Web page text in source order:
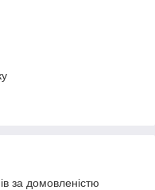
за домовленістю